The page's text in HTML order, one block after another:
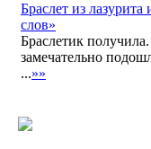
Браслет из
слов»
Браслетик
замечательно
...»»